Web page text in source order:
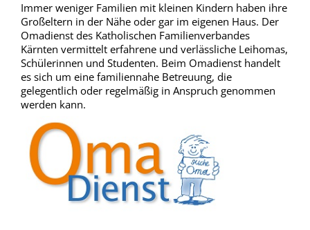
Immer weniger Familien mit kleinen Kindern haben ihre
Großeltern in der Nähe oder gar im eigenen Haus. Der
Omadienst des Katholischen Familienverbandes
Kärnten vermittelt erfahrene und verlässliche Leihomas,
Schülerinnen und Studenten. Beim Omadienst handelt
es sich um eine familiennahe Betreuung, die
gelegentlich oder regelmäßig in Anspruch genommen
werden kann.